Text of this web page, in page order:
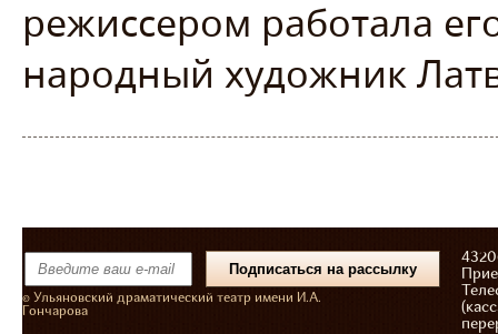
режиссером работала
народный художник
© Ульяновский драматический театр имени И.А.
Гончарова